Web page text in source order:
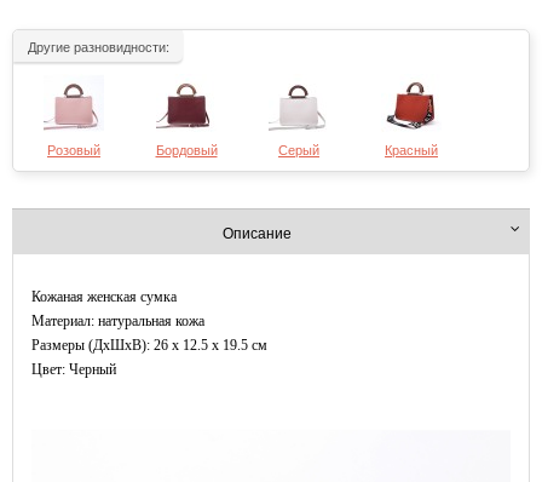
Другие разновидности:
Розовый Бордовый Серый Красный
Описание
Кожаная женская сумка
Материал: натуральная кожа
Размеры (ДxШхВ): 26 x 12.5 x 19.5 см
Цвет: Черный